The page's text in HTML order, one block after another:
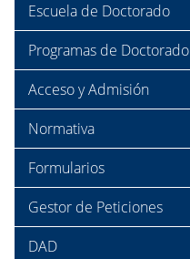
Escuela de Doctorado
Programas de Doctorado
Acceso y Admisión
Normativa
Formularios
Gestor de Peticiones
DAD